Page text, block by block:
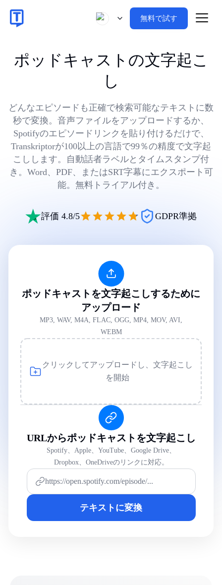
無料で試す
ポッドキャストの文字起こ
し
どんなエピソードも正確で検索可能なテキストに数
秒で変換。音声ファイルをアップロードするか、
Spotifyのエピソードリンクを貼り付けるだけで、
Transkriptorが100以上の言語で99％の精度で文字起
こしします。自動話者ラベルとタイムスタンプ付
き。Word、PDF、またはSRT字幕にエクスポート可
能。無料トライアル付き。
評価 4.8/5 GDPR準拠
ポッドキャストを文字起こしするために
アップロード
MP3, WAV, M4A, FLAC, OGG, MP4, MOV, AVI,
WEBM
クリックしてアップロードし、文字起こし
を開始
URLからポッドキャストを文字起こし
Spotify、Apple、YouTube、Google Drive、
Dropbox、OneDriveのリンクに対応。
テキストに変換